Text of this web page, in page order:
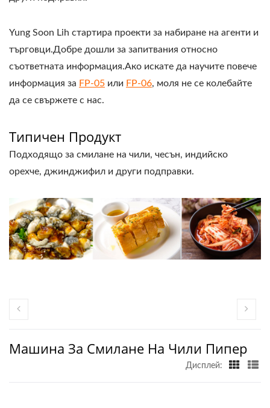
Yung Soon Lih стартира проекти за набиране на агенти и
търговци.Добре дошли за запитвания относно
съответната информация.Ако искате да научите повече
информация за FP-05 или FP-06, моля не се колебайте
да се свържете с нас.
Типичен Продукт
Подходящо за смилане на чили, чесън, индийско
орехче, джинджифил и други подправки.
Машина За Смилане На Чили Пипер
Дисплей: